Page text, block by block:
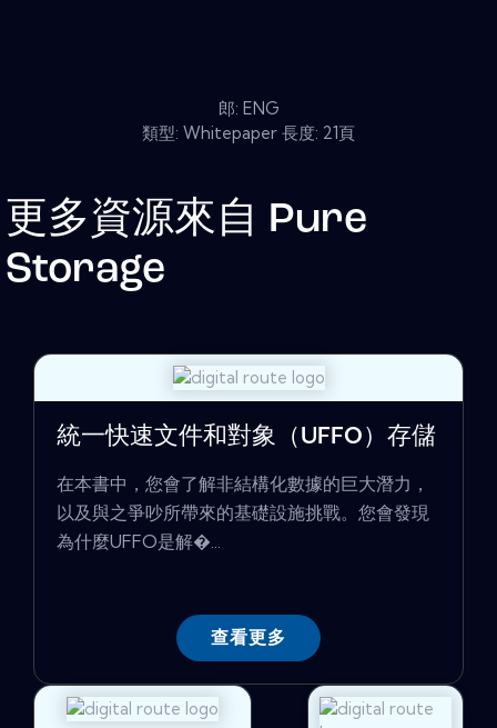
郎: ENG
類型: Whitepaper 長度: 21頁
更多資源來自 Pure
Storage
統一快速文件和對象（UFFO）存儲
在本書中，您會了解非結構化數據的巨大潛力，
以及與之爭吵所帶來的基礎設施挑戰。您會發現
為什麼UFFO是解�...
查看更多